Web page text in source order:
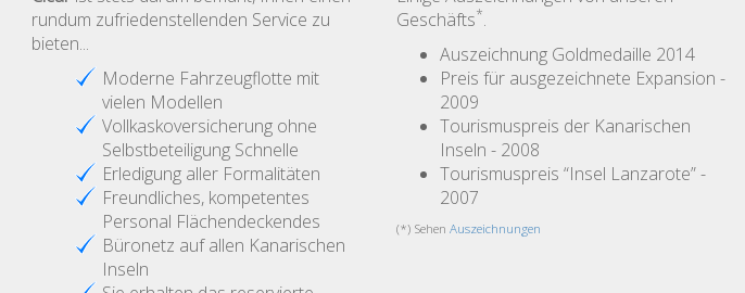
rundum zufriedenstellenden Service zu
bieten...
Moderne Fahrzeugflotte mit
vielen Modellen
Vollkaskoversicherung ohne
Selbstbeteiligung Schnelle
Erledigung aller Formalitäten
Freundliches, kompetentes
Personal Flächendeckendes
Büronetz auf allen Kanarischen
Inseln
Geschäfts*.
Auszeichnung Goldmedaille 2014
Preis für ausgezeichnete Expansion -
2009
Tourismuspreis der Kanarischen
Inseln - 2008
Tourismuspreis “Insel Lanzarote” -
2007
(*) Sehen Auszeichnungen